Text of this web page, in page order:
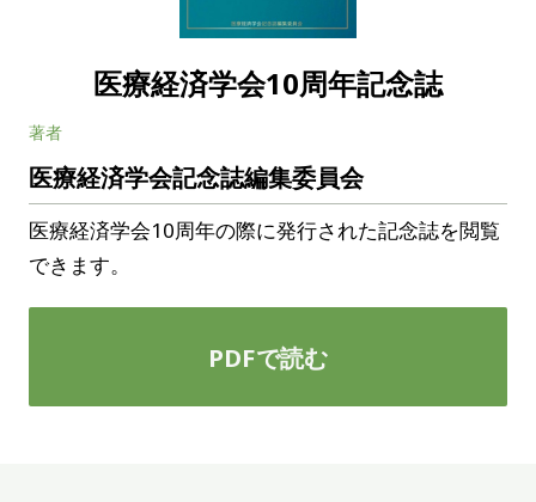
医療経済学会10周年記念誌
著者
医療経済学会記念誌編集委員会
医療経済学会10周年の際に発行された記念誌を閲覧
できます。
PDFで読む